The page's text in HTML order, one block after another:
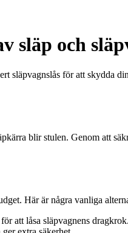
släp och
släpvagnslås för att skydda
blir stulen. Genom att
Här är några vanliga
att låsa släpvagnens dragkrok.